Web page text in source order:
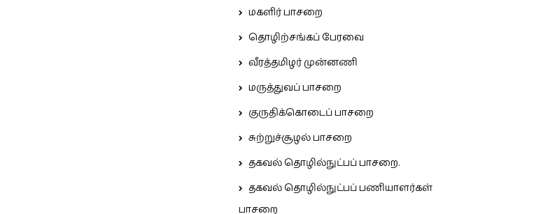
மகளிர் பாசறை
தொழிற்சங்கப் பேரவை
வீரத்தமிழர் முன்னணி
மருத்துவப் பாசறை
குருதிக்கொடைப் பாசறை
சுற்றுச்சூழல் பாசறை
தகவல் தொழில்நுட்பப் பாசறை.
தகவல் தொழில்நுட்பப் பணியாளர்கள்
பாசறை